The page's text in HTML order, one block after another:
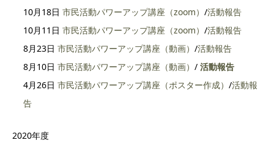
10月18日市民活動パワーアップ講座（zoom）/活動報告
10月11日市民活動パワーアップ講座（zoom）/活動報告
8月23日市民活動パワーアップ講座（動画）/活動報告
8月10日市民活動パワーアップ講座（動画）/活動報告
4月26日市民活動パワーアップ講座（ポスター作成）/活動報
告
2020年度